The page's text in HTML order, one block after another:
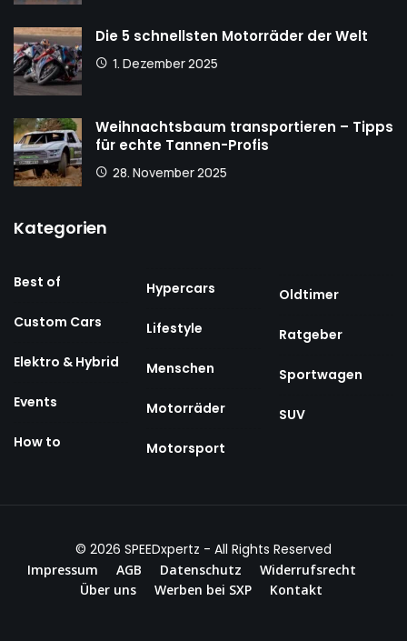
Die 5 schnellsten Motorräder der Welt
1. Dezember 2025
Weihnachtsbaum transportieren – Tipps
für echte Tannen-Profis
28. November 2025
Kategorien
Best of
Custom Cars
Elektro & Hybrid
Events
How to
Hypercars
Lifestyle
Menschen
Motorräder
Motorsport
Oldtimer
Ratgeber
Sportwagen
SUV
© 2026 SPEEDxpertz - All Rights Reserved
Impressum AGB Datenschutz
Widerrufsrecht
Über uns
Werben bei SXP Kontakt